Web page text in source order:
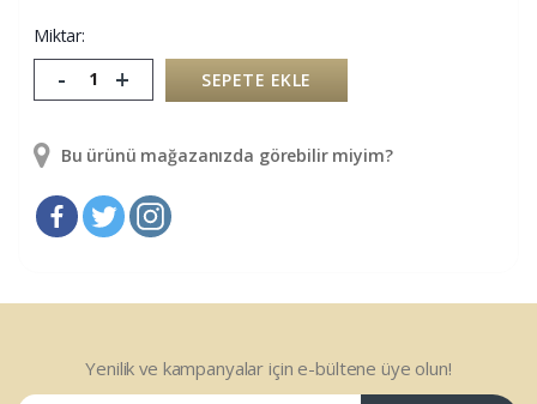
Miktar:
- + SEPETE EKLE
Bu ürünü mağazanızda görebilir miyim?
Yenilik ve kampanyalar için e-bültene üye olun!